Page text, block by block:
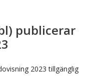
29 april 2026
publicerar
2023 tillgänglig